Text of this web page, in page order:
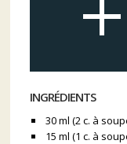
INGRÉDIENTS
30 ml (2 c. à
15 ml (1 c. à